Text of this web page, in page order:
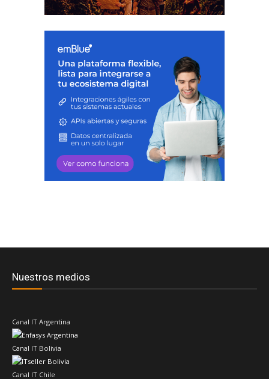
Nuestros medios
Canal IT Argentina
Canal IT Bolivia
Canal IT Chile